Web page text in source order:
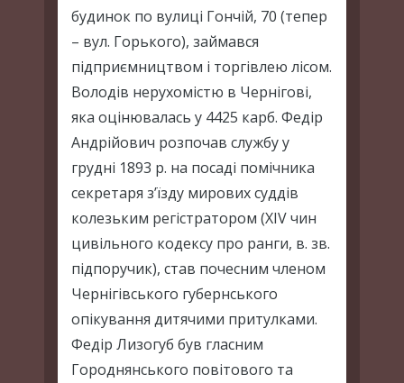
будинок по вулиці Гончій, 70 (тепер
– вул. Горького), займався
підприємництвом і торгівлею лісом.
Володів нерухомістю в Чернігові,
яка оцінювалась у 4425 карб. Федір
Андрійович розпочав службу у
грудні 1893 р. на посаді помічника
секретаря з’їзду мирових суддів
колезьким регістратором (ХІV чин
цивільного кодексу про ранги, в. зв.
підпоручик), став почесним членом
Чернігівського губернського
опікування дитячими притулками.
Федір Лизогуб був гласним
Городнянського повітового та